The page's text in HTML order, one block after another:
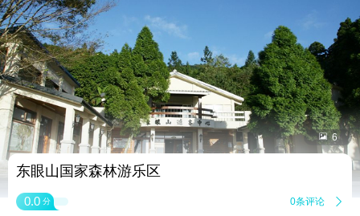
 6
东眼山国家森林游乐区
0.0 分 0条评论 
